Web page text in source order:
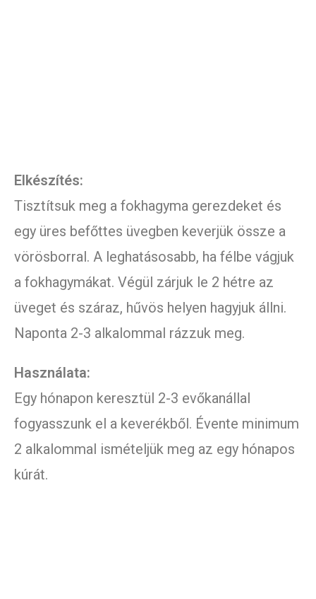
Elkészítés:
Tisztítsuk meg a fokhagyma gerezdeket és
egy üres befőttes üvegben keverjük össze a
vörösborral. A leghatásosabb, ha félbe vágjuk
a fokhagymákat. Végül zárjuk le 2 hétre az
üveget és száraz, hűvös helyen hagyjuk állni.
Naponta 2-3 alkalommal rázzuk meg.
Használata:
Egy hónapon keresztül 2-3 evőkanállal
fogyasszunk el a keverékből. Évente minimum
2 alkalommal ismételjük meg az egy hónapos
kúrát.